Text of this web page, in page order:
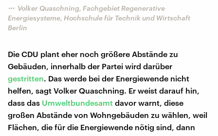
Volker Quaschning, Fachgebiet Regenerative
Energiesysteme, Hochschule für Technik und Wirtschaft
Berlin
Die CDU plant eher noch größere Abstände zu
Gebäuden, innerhalb der Partei wird darüber
gestritten. Das werde bei der Energiewende nicht
helfen, sagt Volker Quaschning. Er weist darauf hin,
dass das Umweltbundesamt davor warnt, diese
großen Abstände von Wohngebäuden zu wählen, weil
Flächen, die für die Energiewende nötig sind, dann